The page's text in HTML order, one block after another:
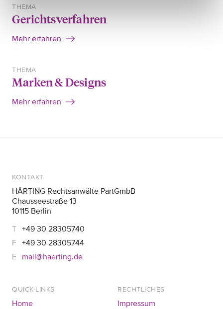
THEMA
Gerichtsverfahren
Mehr erfahren
THEMA
Marken & Designs
Mehr erfahren
KONTAKT
HÄRTING Rechtsanwälte PartGmbB
Chausseestraße 13
10115 Berlin
+49 30 28305740
+49 30 28305744
mail@haerting.de
QUICK-LINKS
Home
RECHTLICHES
Impressum